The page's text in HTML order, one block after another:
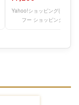
Yahoo!ショッピング(ヤ
フー ショッピング)